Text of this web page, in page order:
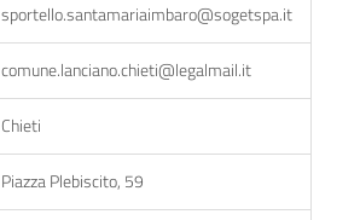
sportello.santamariaimbaro@sogetspa.it
comune.lanciano.chieti@legalmail.it
Chieti
Piazza Plebiscito, 59